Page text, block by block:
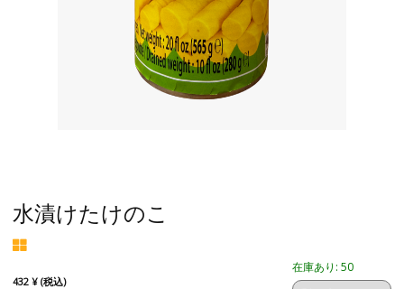
水漬けたけのこ
432 ¥ (税込)
在庫あり: 50